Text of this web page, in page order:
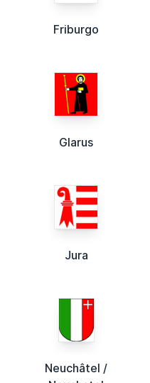
Friburgo
Glarus
Jura
Neuchâtel /